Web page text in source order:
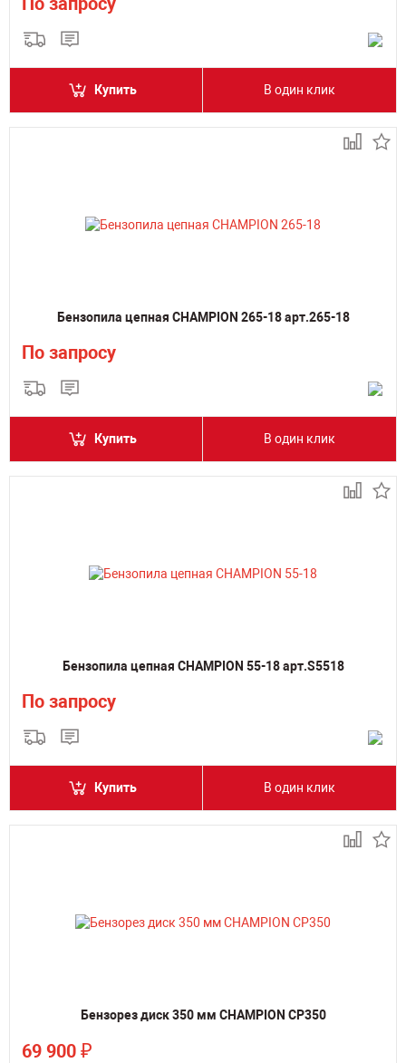
Купить В один клик
Бензопила цепная CHAMPION 265-18 арт.265-18
По запросу
Купить В один клик
Бензопила цепная CHAMPION 55-18 арт.S5518
По запросу
Купить В один клик
Бензорез диск 350 мм CHAMPION CP350
69 900 ₽